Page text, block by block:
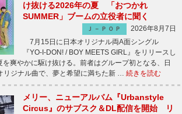
け抜ける2026年の夏 「おつかれ
SUMMER」ブームの立役者に聞く
Ｊ－ＰＯＰ
2026年8月7日
7月15日に日本オリジナル両A面シングル
『YO-I-DON! / BOY MEETS GIRL』をリリースし
爽やかに駆け抜ける。前者はグループ初となる、日
リジナル曲で、夢と希望に満ちた新 … 続きを読む
メリー、ニューアルバム『Urbanstyle
Circus』のサブスク＆DL配信を開始 リ